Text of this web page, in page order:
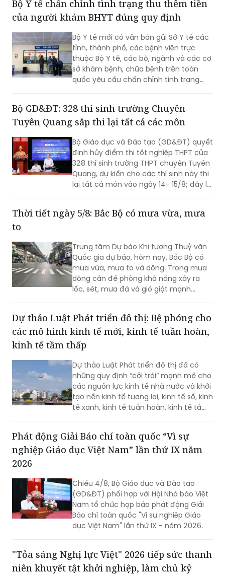
Bộ Y tế chấn chỉnh tình trạng thu thêm tiền
của người khám BHYT đúng quy định
Bộ Y tế mới có văn bản gửi Sở Y tế các
tỉnh, thành phố, các bệnh viện trực
thuộc Bộ Y tế, các bộ, ngành và các cơ
sở khám bệnh, chữa bệnh trên toàn
quốc yêu cầu chấn chỉnh tình trạng
thêm chi phí ngoài phần đồng chi trả,
nhằm bảo đảm quyền lợi hợp pháp của
Bộ GD&ĐT: 328 thí sinh trường Chuyên
Tuyên Quang sắp thi lại tất cả các môn
Bộ Giáo dục và Đào tạo (GD&ĐT) quyết
định hủy điểm thi tốt nghiệp THPT của
328 thí sinh trường THPT chuyên Tuyên
Quang, dự kiến cho các thí sinh này thi
lại tất cả môn vào ngày 14- 15/8; đây là
mình. Đại diện Bộ Công an thông tin liên
Thời tiết ngày 5/8: Bắc Bộ có mưa vừa, mưa
to
Trung tâm Dự báo Khí tượng Thuỷ văn
Quốc gia dự báo, hôm nay, Bắc Bộ có
mưa vừa, mưa to và dông. Trong mưa
dông cần đề phòng khả năng xảy ra
lốc, sét, mưa đá và gió giật mạnh...
Dự thảo Luật Phát triển đô thị: Bệ phóng cho
các mô hình kinh tế mới, kinh tế tuần hoàn,
kinh tế tầm thấp
Dự thảo Luật Phát triển đô thị đã có
những quy định “cởi trói” mạnh mẽ cho
các nguồn lực kinh tế nhà nước và khởi
tạo nền kinh tế tương lai, kinh tế số, kinh
tế xanh, kinh tế tuần hoàn, kinh tế tầm
Phát động Giải Báo chí toàn quốc “Vì sự
nghiệp Giáo dục Việt Nam” lần thứ IX năm
2026
Chiều 4/8, Bộ Giáo dục và Đào tạo
(GD&ĐT) phối hợp với Hội Nhà báo Việt
Nam tổ chức họp báo phát động Giải
Báo chí toàn quốc "Vì sự nghiệp Giáo
dục Việt Nam" lần thứ IX - năm 2026.
"Tỏa sáng Nghị lực Việt" 2026 tiếp sức thanh
niên khuyết tật khởi nghiệp, làm chủ kỷ